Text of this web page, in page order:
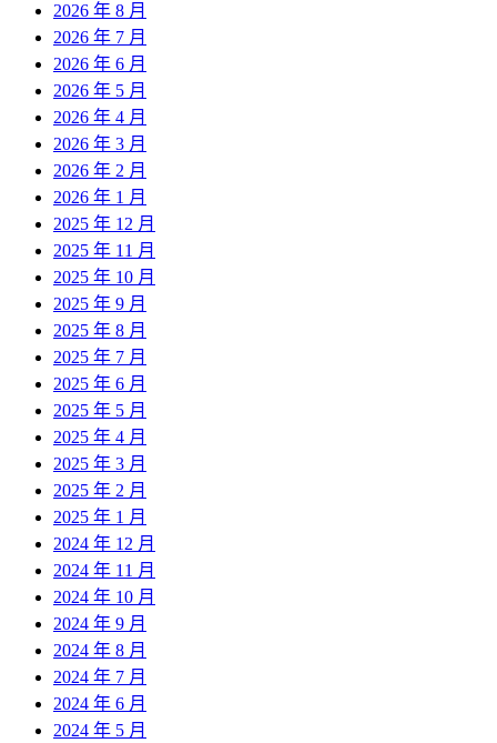
2026 年 8 月
2026 年 7 月
2026 年 6 月
2026 年 5 月
2026 年 4 月
2026 年 3 月
2026 年 2 月
2026 年 1 月
2025 年 12 月
2025 年 11 月
2025 年 10 月
2025 年 9 月
2025 年 8 月
2025 年 7 月
2025 年 6 月
2025 年 5 月
2025 年 4 月
2025 年 3 月
2025 年 2 月
2025 年 1 月
2024 年 12 月
2024 年 11 月
2024 年 10 月
2024 年 9 月
2024 年 8 月
2024 年 7 月
2024 年 6 月
2024 年 5 月